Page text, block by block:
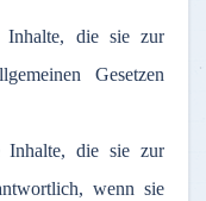
Inhalte, die sie zur
Gesetzen
Inhalte, die sie zur
wenn sie